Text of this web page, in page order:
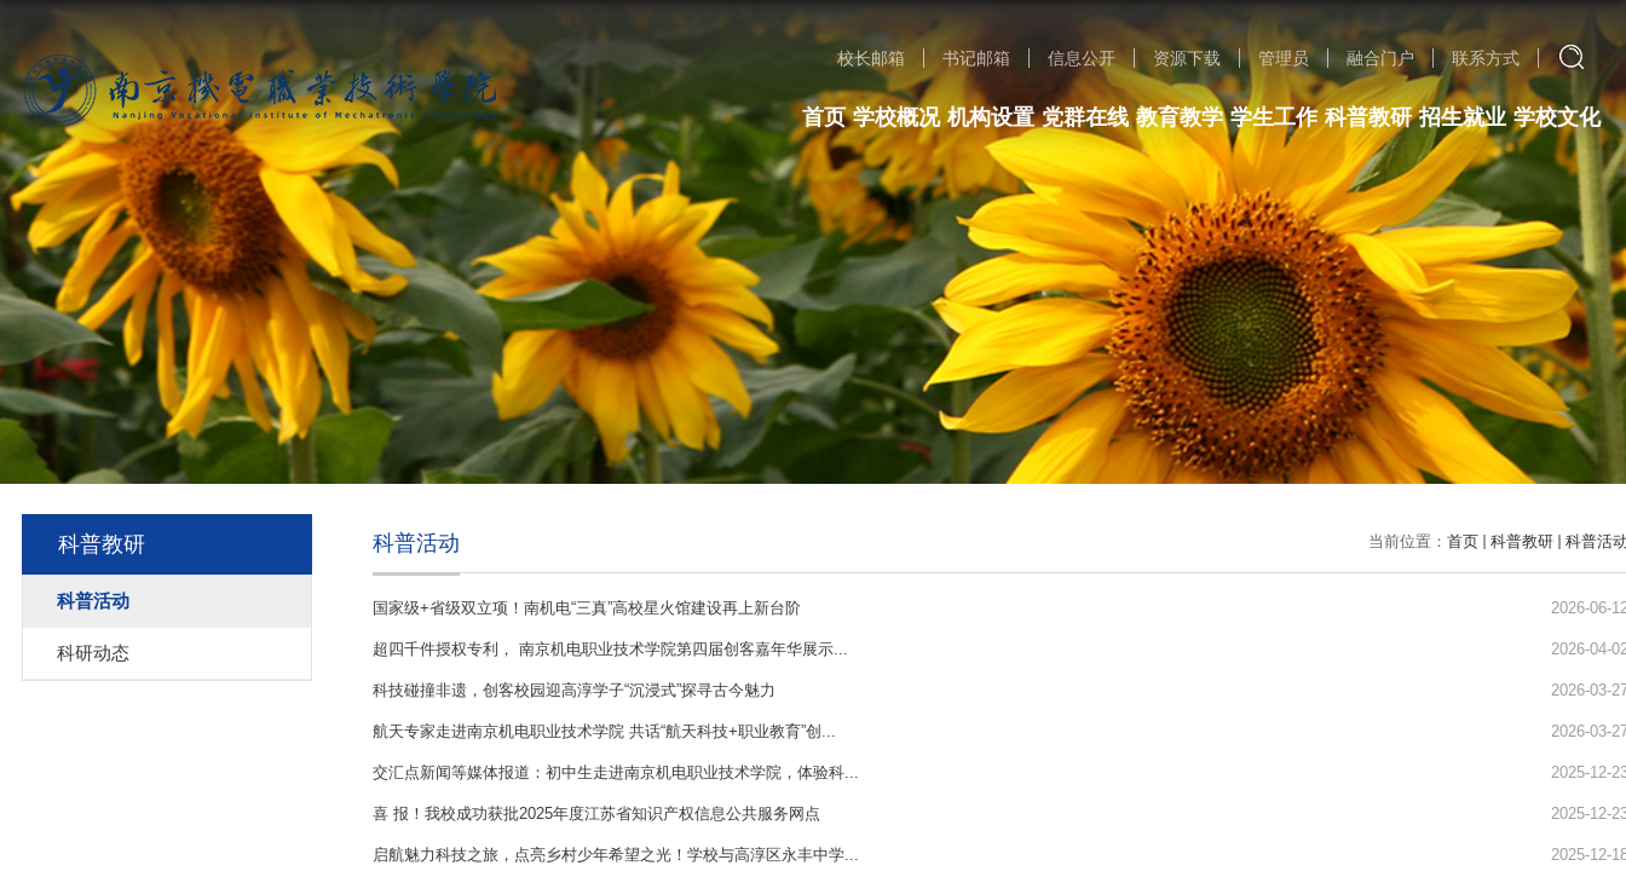
校长邮箱 书记邮箱 信息公开 资源下载 管理员 融合门户 联系方式
首页 学校概况 机构设置 党群在线 教育教学 学生工作 科普教研 招生就业 学校文化
科普教研
科普活动
科研动态
当前位置： 首页 科普教研 科普活
科普活动
国家级+省级双立项！南机电“三真”高校星火馆建设再上新台阶 2026-06-
超四千件授权专利， 南京机电职业技术学院第四届创客嘉年华展示... 2026-04-
科技碰撞非遗，创客校园迎高淳学子“沉浸式”探寻古今魅力 2026-03-
航天专家走进南京机电职业技术学院 共话“航天科技+职业教育”创... 2026-03-
交汇点新闻等媒体报道：初中生走进南京机电职业技术学院，体验科... 2025-12-
喜 报！我校成功获批2025年度江苏省知识产权信息公共服务网点 2025-12-
启航魅力科技之旅，点亮乡村少年希望之光！学校与高淳区永丰中学... 2025-12-